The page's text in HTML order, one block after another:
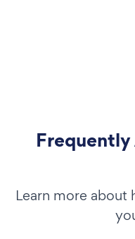
Learn more about